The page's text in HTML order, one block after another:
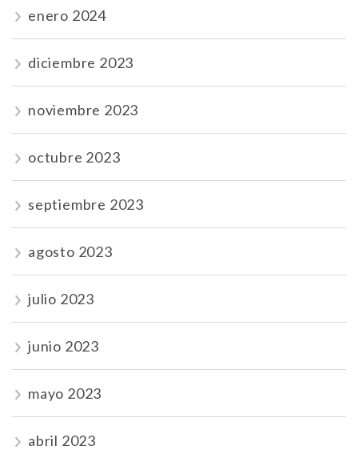
enero 2024
diciembre 2023
noviembre 2023
octubre 2023
septiembre 2023
agosto 2023
julio 2023
junio 2023
mayo 2023
abril 2023